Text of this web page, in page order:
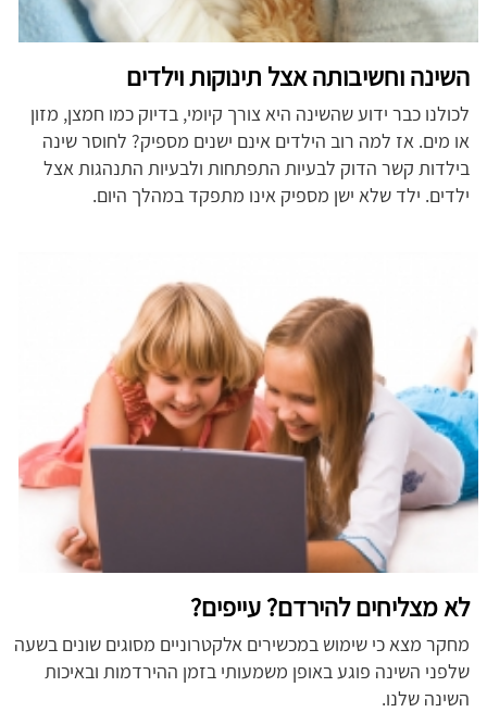
השינה וחשיבותה אצל תינוקות וילדים
לכולנו כבר ידוע שהשינה היא צורך קיומי, בדיוק כמו חמצן, מזון
או מים. אז למה רוב הילדים אינם ישנים מספיק? לחוסר שינה
בילדות קשר הדוק לבעיות התפתחות ולבעיות התנהגות אצל
ילדים. ילד שלא ישן מספיק אינו מתפקד במהלך היום.
לא מצליחים להירדם? עייפים?
מחקר מצא כי שימוש במכשירים אלקטרוניים מסוגים שונים בשעה
שלפני השינה פוגע באופן משמעותי בזמן ההירדמות ובאיכות
השינה שלנו.